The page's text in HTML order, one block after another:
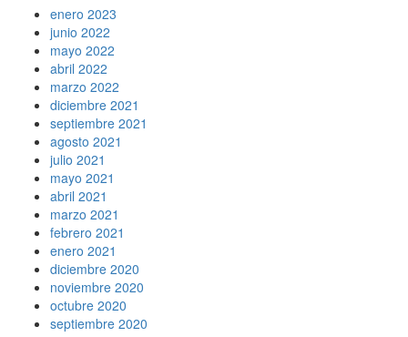
enero 2023
junio 2022
mayo 2022
abril 2022
marzo 2022
diciembre 2021
septiembre 2021
agosto 2021
julio 2021
mayo 2021
abril 2021
marzo 2021
febrero 2021
enero 2021
diciembre 2020
noviembre 2020
octubre 2020
septiembre 2020